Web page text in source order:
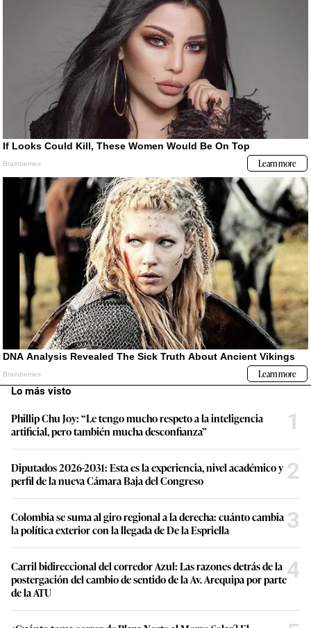
Lo más visto
Phillip Chu Joy: “Le tengo mucho respeto a la inteligencia
artificial, pero también mucha desconfianza”
1
Diputados 2026-2031: Esta es la experiencia, nivel académico y
perfil de la nueva Cámara Baja del Congreso
2
Colombia se suma al giro regional a la derecha: cuánto cambia
la política exterior con la llegada de De la Espriella
3
Carril bidireccional del corredor Azul: Las razones detrás de la
postergación del cambio de sentido de la Av. Arequipa por parte
de la ATU
4